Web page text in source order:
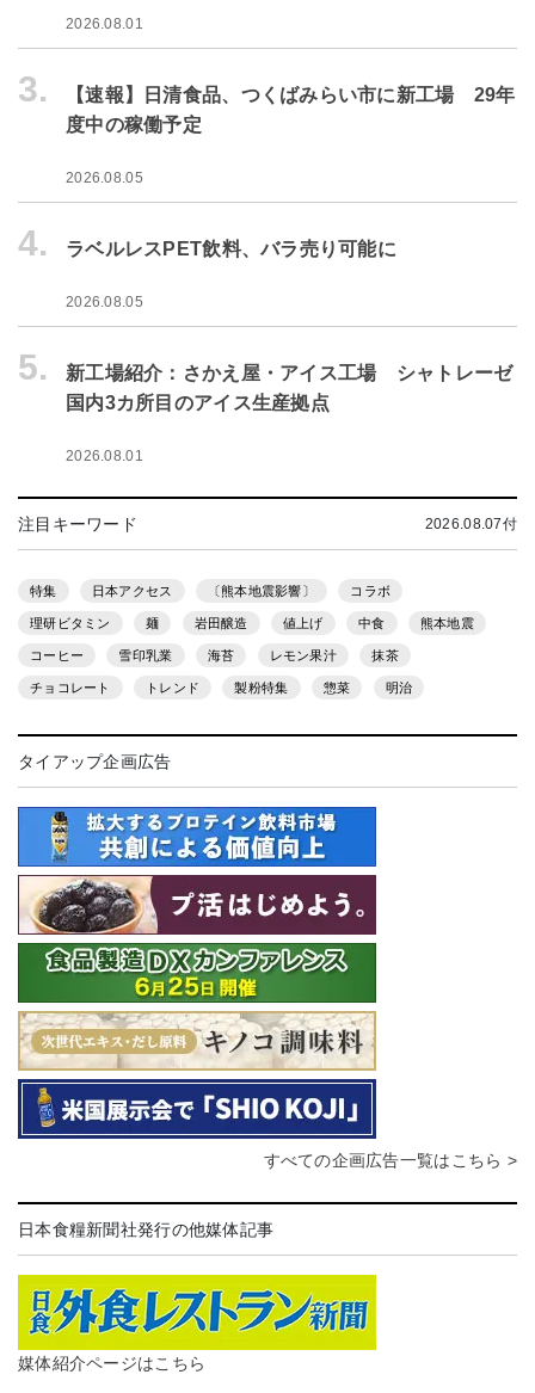
2026.08.01
3.
【速報】日清食品、つくばみらい市に新工場 29年
度中の稼働予定
2026.08.05
4. ラベルレスPET飲料、バラ売り可能に
2026.08.05
5.
新工場紹介：さかえ屋・アイス工場 シャトレーゼ
国内3カ所目のアイス生産拠点
2026.08.01
注目キーワード 2026.08.07付
特集 日本アクセス 〔熊本地震影響〕 コラボ
理研ビタミン 麺 岩田醸造 値上げ 中食 熊本地震
コーヒー 雪印乳業 海苔 レモン果汁 抹茶
チョコレート トレンド 製粉特集 惣菜 明治
タイアップ企画広告
すべての企画広告一覧はこちら >
日本食糧新聞社発行の他媒体記事
媒体紹介ページはこちら